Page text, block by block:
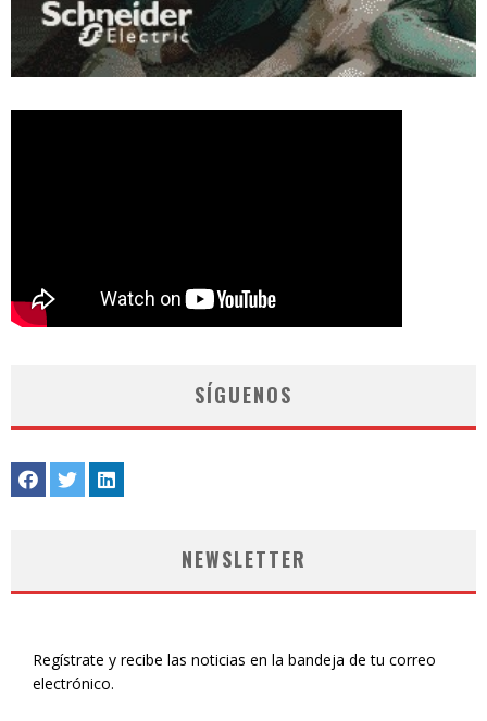
SÍGUENOS
NEWSLETTER
Regístrate y recibe las noticias en la bandeja de tu correo
electrónico.